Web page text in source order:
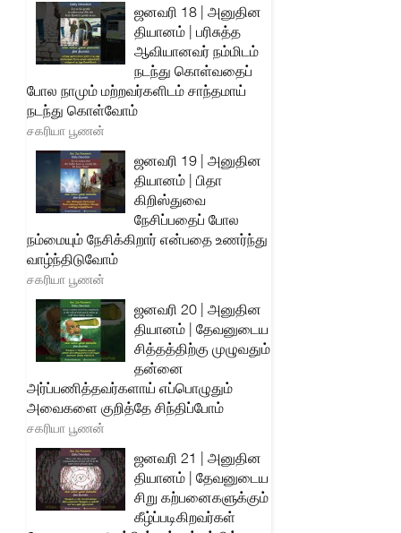
ஜனவரி 18 | அனுதின
தியானம் | பரிசுத்த
ஆவியானவர் நம்மிடம்
நடந்து கொள்வதைப்
போல நாமும் மற்றவர்களிடம் சாந்தமாய்
நடந்து கொள்வோம்
சகரியா பூணன்
ஜனவரி 19 | அனுதின
தியானம் | பிதா
கிறிஸ்துவை
நேசிப்பதைப் போல
நம்மையும் நேசிக்கிறார் என்பதை உணர்ந்து
வாழ்ந்திடுவோம்
சகரியா பூணன்
ஜனவரி 20 | அனுதின
தியானம் | தேவனுடைய
சித்தத்திற்கு முழுவதும்
தன்னை
அர்ப்பணித்தவர்களாய் எப்பொழுதும்
அவைகளை குறித்தே சிந்திப்போம்
சகரியா பூணன்
ஜனவரி 21 | அனுதின
தியானம் | தேவனுடைய
சிறு கற்பனைகளுக்கும்
கீழ்ப்படிகிறவர்கள்